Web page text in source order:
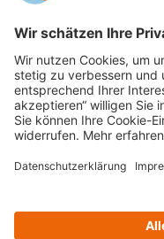
mobil.nrw ist eine
Ministeriums für